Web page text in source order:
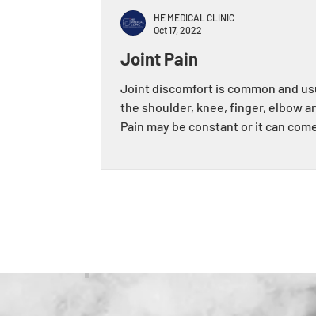
Joint Pain
Joint discomfort is common and
the shoulder, knee, finger, elbow
Pain may be constant or it can come
HE MEDICAL CLINIC
Oct 17, 2022